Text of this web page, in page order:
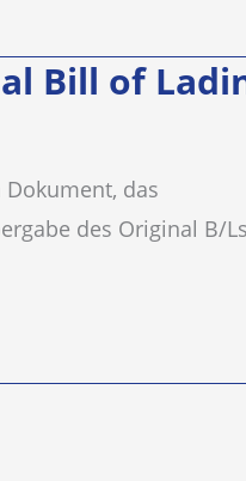
Bill of
das
des Original B/